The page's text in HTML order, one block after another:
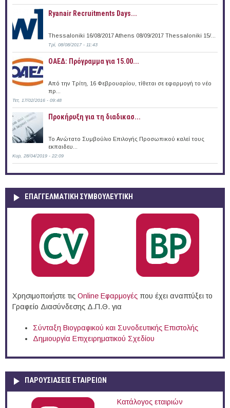
Ryanair Recruitments Days...
Thessaloniki 16/08/2017 Athens 08/09/2017 Thessaloniki 15/...
Τρί, 08/08/2017 - 11:43
ΟΑΕΔ: Πρόγραμμα για 15.00...
Από την Τρίτη, 16 Φεβρουαρίου, τίθεται σε εφαρμογή το νέο
πρ...
Τετ, 17/02/2016 - 09:48
Προκήρυξη για τη διαδικασ...
Το Ανώτατο Συμβούλιο Επιλογής Προσωπικού καλεί τους
εκπαιδευ...
Κυρ, 28/04/2019 - 22:09
ΕΠΑΓΓΕΛΜΑΤΙΚΉ ΣΥΜΒΟΥΛΕΥΤΙΚΉ
Χρησιμοποιήστε τις Online Eφαρμογές που έχει αναπτύξει το
Γραφείο Διασύνδεσης Δ.Π.Θ. για
Σύνταξη Βιογραφικού και Συνοδευτικής Επιστολής
Δημιουργία Επιχειρηματικού Σχεδίου
ΠΑΡΟΥΣΙΆΣΕΙΣ ΕΤΑΙΡΕΙΏΝ
Κατάλογος εταιριών